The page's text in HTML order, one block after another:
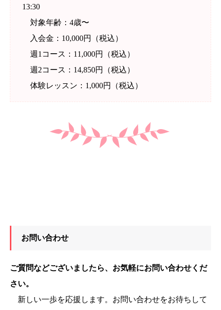
13:30
対象年齢：4歳〜
入会金：10,000円（税込）
週1コース：11,000円（税込）
週2コース：14,850円（税込）
体験レッスン：1,000円（税込）
お問い合わせ
ご質問などございましたら、お気軽にお問い合わせくだ
さい。
新しい一歩を応援します。お問い合わせをお待ちして